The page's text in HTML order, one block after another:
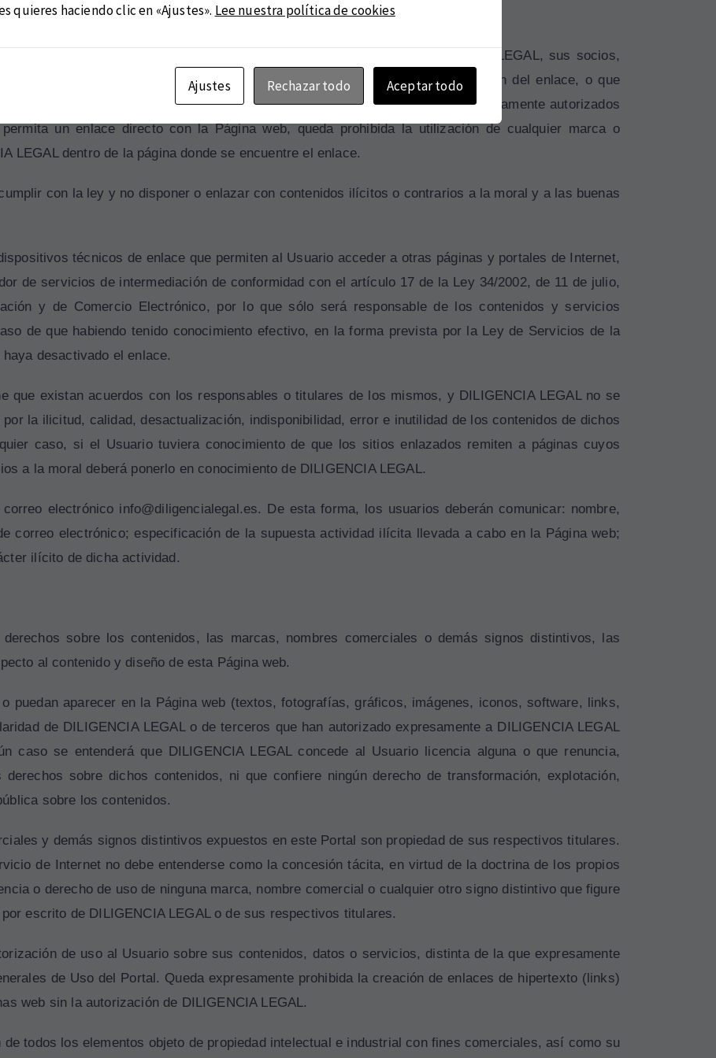
el enlace ningún tipo de manifestación falsa o inexacta sobre DILIGENCIA LEGAL, sus socios,
página que tienen el consentimiento de DILIGENCIA LEGAL para la inserción del enlace, o que
colaboración con dicha página. Salvo en los casos permitidos por la ley o expresamente autorizados
un enlace directo con la Página web, queda prohibida la utilización de cualquier marca o
LEGAL dentro de la página donde se encuentre el enlace.
con la ley y no disponer o enlazar con contenidos ilícitos o contrarios a la moral y a las buenas
técnicos de enlace que permiten al Usuario acceder a otras páginas y portales de Internet,
de servicios de intermediación de conformidad con el artículo 17 de la Ley 34/2002, de 11 de julio,
y de Comercio Electrónico, por lo que sólo será responsable de los contenidos y servicios
de que habiendo tenido conocimiento efectivo, en la forma prevista por la Ley de Servicios de la
desactivado el enlace.
que existan acuerdos con los responsables o titulares de los mismos, y DILIGENCIA LEGAL no se
la ilicitud, calidad, desactualización, indisponibilidad, error e inutilidad de los contenidos de dichos
caso, si el Usuario tuviera conocimiento de que los sitios enlazados remiten a páginas cuyos
a la moral deberá ponerlo en conocimiento de DILIGENCIA LEGAL.
electrónico info@diligencialegal.es. De esta forma, los usuarios deberán comunicar: nombre,
correo electrónico; especificación de la supuesta actividad ilícita llevada a cabo en la Página web;
ilícito de dicha actividad.
sobre los contenidos, las marcas, nombres comerciales o demás signos distintivos, las
al contenido y diseño de esta Página web.
puedan aparecer en la Página web (textos, fotografías, gráficos, imágenes, iconos, software, links,
de DILIGENCIA LEGAL o de terceros que han autorizado expresamente a DILIGENCIA LEGAL
caso se entenderá que DILIGENCIA LEGAL concede al Usuario licencia alguna o que renuncia,
sobre dichos contenidos, ni que confiere ningún derecho de transformación, explotación,
sobre los contenidos.
y demás signos distintivos expuestos en este Portal son propiedad de sus respectivos titulares.
de Internet no debe entenderse como la concesión tácita, en virtud de la doctrina de los propios
o derecho de uso de ninguna marca, nombre comercial o cualquier otro signo distintivo que figure
escrito de DILIGENCIA LEGAL o de sus respectivos titulares.
de uso al Usuario sobre sus contenidos, datos o servicios, distinta de la que expresamente
de Uso del Portal. Queda expresamente prohibida la creación de enlaces de hipertexto (links)
web sin la autorización de DILIGENCIA LEGAL.
todos los elementos objeto de propiedad intelectual e industrial con fines comerciales, así como su
quieres haciendo clic en «Ajustes». Lee nuestra política de cookies
Ajustes Rechazar todo Aceptar todo